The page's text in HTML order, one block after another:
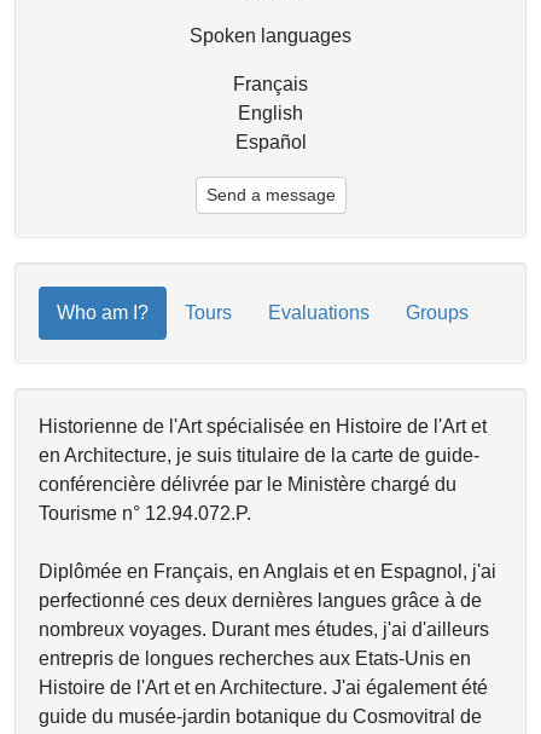
Spoken languages
Français
English
Español
Send a message
Who am I? Tours Evaluations Groups
Historienne de l'Art spécialisée en Histoire de l'Art et
en Architecture, je suis titulaire de la carte de guide-
conférencière délivrée par le Ministère chargé du
Tourisme n° 12.94.072.P.
Diplômée en Français, en Anglais et en Espagnol, j'ai
perfectionné ces deux dernières langues grâce à de
nombreux voyages. Durant mes études, j'ai d'ailleurs
entrepris de longues recherches aux Etats-Unis en
Histoire de l'Art et en Architecture. J'ai également été
guide du musée-jardin botanique du Cosmovitral de